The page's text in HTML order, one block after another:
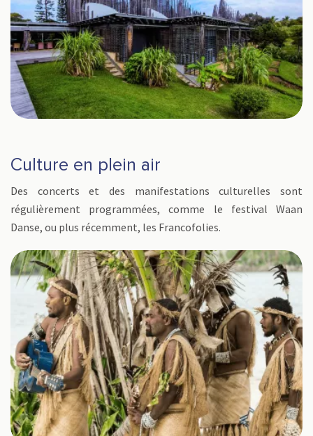
Culture en plein air
Des concerts et des manifestations culturelles sont
régulièrement programmées, comme le festival Waan
Danse, ou plus récemment, les Francofolies.